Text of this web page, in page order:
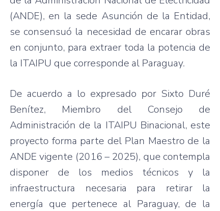
(ANDE), en la sede Asunción de la Entidad,
se consensuó la necesidad de encarar obras
en conjunto, para extraer toda la potencia de
la ITAIPU que corresponde al Paraguay.
De acuerdo a lo expresado por Sixto Duré
Benítez, Miembro del Consejo de
Administración de la ITAIPU Binacional, este
proyecto forma parte del Plan Maestro de la
ANDE vigente (2016 – 2025), que contempla
disponer de los medios técnicos y la
infraestructura necesaria para retirar la
energía que pertenece al Paraguay, de la